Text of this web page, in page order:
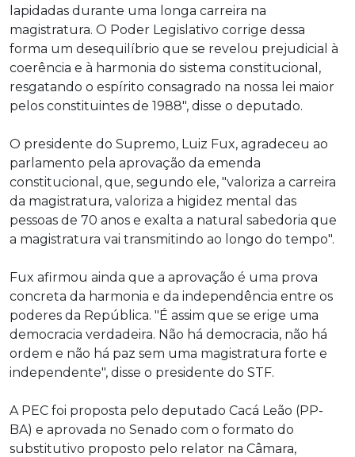
lapidadas durante uma longa carreira na
magistratura. O Poder Legislativo corrige dessa
forma um desequilíbrio que se revelou prejudicial à
coerência e à harmonia do sistema constitucional,
resgatando o espírito consagrado na nossa lei maior
pelos constituintes de 1988", disse o deputado.
O presidente do Supremo, Luiz Fux, agradeceu ao
parlamento pela aprovação da emenda
constitucional, que, segundo ele, "valoriza a carreira
da magistratura, valoriza a higidez mental das
pessoas de 70 anos e exalta a natural sabedoria que
a magistratura vai transmitindo ao longo do tempo".
Fux afirmou ainda que a aprovação é uma prova
concreta da harmonia e da independência entre os
poderes da República. "É assim que se erige uma
democracia verdadeira. Não há democracia, não há
ordem e não há paz sem uma magistratura forte e
independente", disse o presidente do STF.
A PEC foi proposta pelo deputado Cacá Leão (PP-
BA) e aprovada no Senado com o formato do
substitutivo proposto pelo relator na Câmara,